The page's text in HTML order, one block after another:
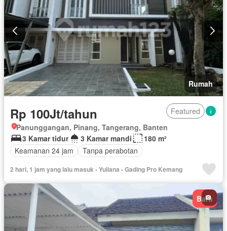
Rumah
Rp 100Jt/tahun
Featured
Panunggangan, Pinang, Tangerang, Banten
3 Kamar tidur
3 Kamar mandi
180 m²
Keamanan 24 jam
Tanpa perabotan
2 hari, 1 jam yang lalu masuk - Yuliana - Gading Pro Kemang
Baru